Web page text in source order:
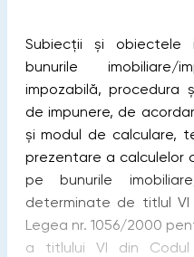
Subiecții și obiectele
bunurile
impozabilă, procedura
de impunere, de
și modul de calculare,
prezentare a calculelor
pe bunurile
determinate de titlul VI
Legea nr. 1056/2000
a titlului VI din Codul